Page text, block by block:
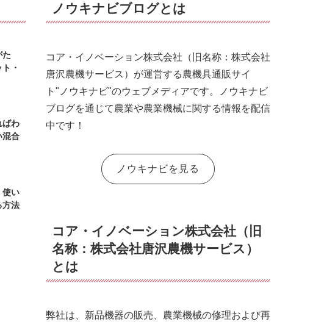
た
・
ばわ
混合
使い
方法
ノウキナビブログとは
コア・イノベーション株式会社（旧名称：株式会社
唐沢農機サービス）が運営する農機具通販サイ
ト"ノウキナビ"のウェブメディアです。ノウキナビ
ブログを通じて農業や農業機械に関する情報を配信
中です！
ノウキナビを見る
コア・イノベーション株式会社（旧
名称：株式会社唐沢農機サービス）
とは
弊社は、新品機器の販売、農業機械の修理および再